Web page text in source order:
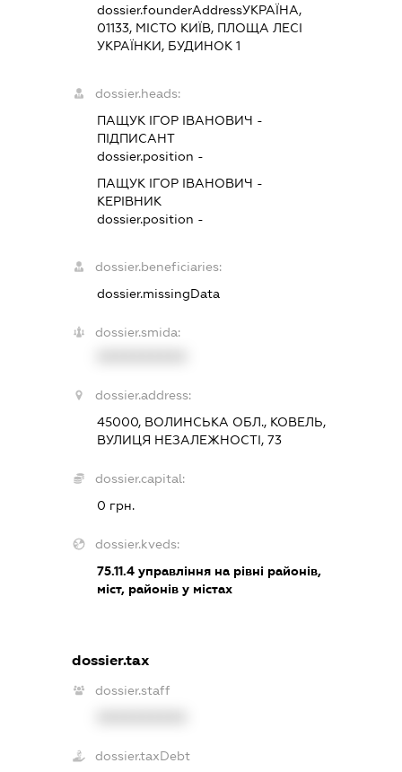
dossier.founderAddressУКРАЇНА,
01133, МІСТО КИЇВ, ПЛОЩА ЛЕСІ
УКРАЇНКИ, БУДИНОК 1
dossier.heads:
ПАЩУК ІГОР ІВАНОВИЧ -
ПІДПИСАНТ
dossier.position -
ПАЩУК ІГОР ІВАНОВИЧ -
КЕРІВНИК
dossier.position -
dossier.beneficiaries:
dossier.missingData
dossier.smida:
dossier.address:
45000, ВОЛИНСЬКА ОБЛ., КОВЕЛЬ,
ВУЛИЦЯ НЕЗАЛЕЖНОСТІ, 73
dossier.capital:
0 грн.
dossier.kveds:
75.11.4управління на рівні районів,
міст, районів у містах
dossier.tax
dossier.staff
dossier.taxDebt